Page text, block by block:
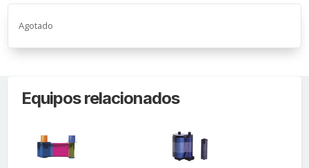
Agotado
Equipos relacionados